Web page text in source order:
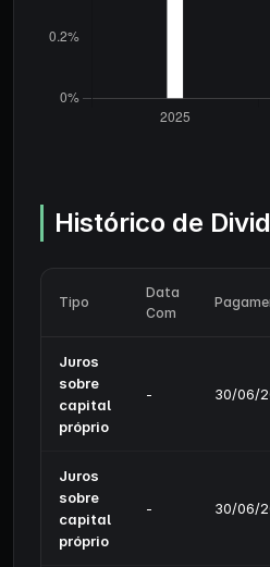
Histórico de
Tipo
Data
Com
Juros
sobre
capital
próprio
- 30/06/
Juros
sobre
capital
próprio
- 30/06/